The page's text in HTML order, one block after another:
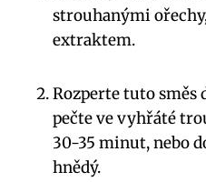
strouhanými
extraktem.
Rozperte tuto směs
pečte ve vyhřáté
30-35 minut, nebo
hnědý.